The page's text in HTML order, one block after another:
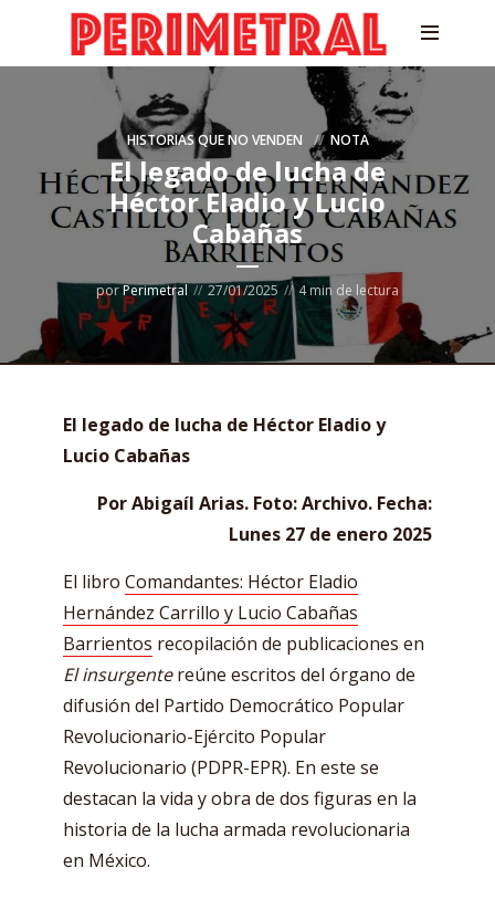
HISTORIAS QUE NO VENDEN NOTA
El legado de lucha de
Héctor Eladio y Lucio
Cabañas
porPerimetral 27/01/2025 4 min de lectura
El legado de lucha de Héctor Eladio y
Lucio Cabañas
Por Abigaíl Arias. Foto: Archivo. Fecha:
Lunes 27 de enero 2025
El libro Comandantes: Héctor Eladio
Hernández Carrillo y Lucio Cabañas
Barrientos recopilación de publicaciones en
El insurgentereúne escritos del órgano de
difusión del Partido Democrático Popular
Revolucionario-Ejército Popular
Revolucionario (PDPR-EPR). En este se
destacan la vida y obra de dos figuras en la
historia de la lucha armada revolucionaria
en México.